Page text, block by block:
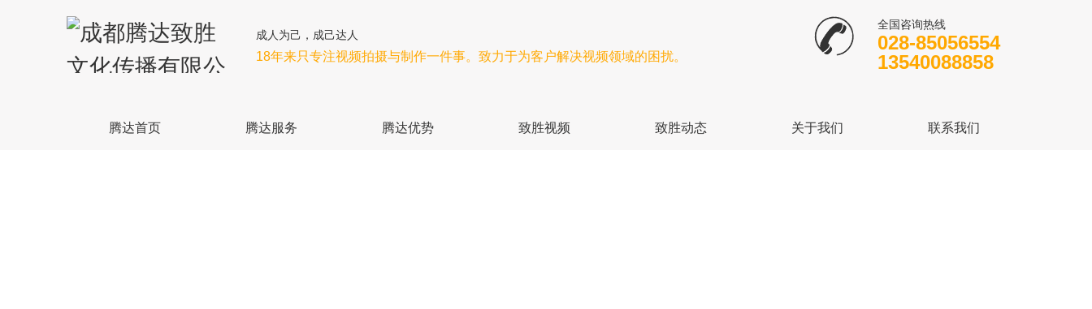
成人为己，成己达人
18年来只专注视频拍摄与制作一件事。致力于为客户解决视频领域的困扰。
全国咨询热线
028-85056554
13540088858
腾达首页 腾达服务 腾达优势 致胜视频 致胜动态 关于我们 联系我们